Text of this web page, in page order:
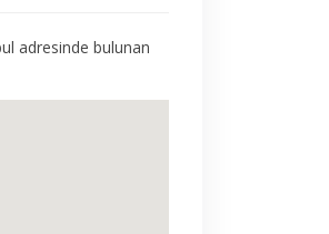
adresinde bulunan